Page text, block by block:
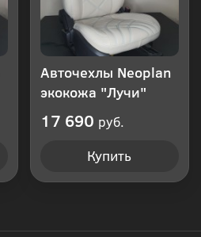
Авточехлы Neoplan
экокожа "Лучи"
17 690 руб.
Купить